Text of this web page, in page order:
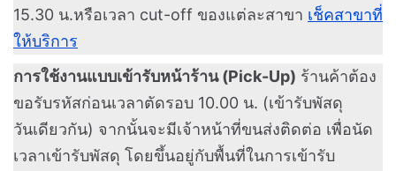
15.30 น.หรือเวลา cut-off ของแต่ละสาขา เช็คสาขาที่
ให้บริการ
การใช้งานแบบเข้ารับหน้าร้าน (Pick-Up) ร้านค้าต้อง
ขอรับรหัสก่อนเวลาตัดรอบ 10.00 น. (เข้ารับพัสดุ
วันเดียวกัน) จากนั้นจะมีเจ้าหน้าที่ขนส่งติดต่อ เพื่อนัด
เวลาเข้ารับพัสดุ โดยขึ้นอยู่กับพื้นที่ในการเข้ารับ